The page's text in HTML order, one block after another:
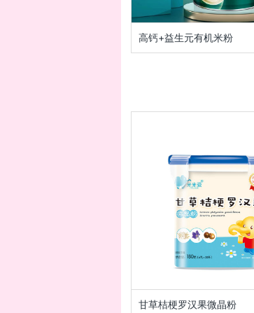
高钙+益生元有机米粉
甘草桔梗罗汉果微晶粉